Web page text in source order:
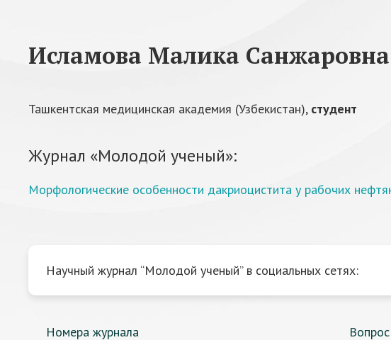
Исламова Малика Санжаровна
Ташкентская медицинская академия (Узбекистан), студент
Журнал «Молодой ученый»:
Морфологические особенности дакриоцистита у рабочих
Научный журнал “Молодой ученый” в социальных сетях:
Номера журнала